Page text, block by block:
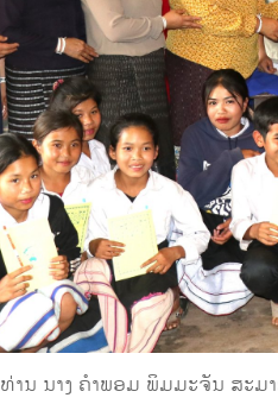
າງ ຄໍາພອມ ພິມມະຈັນ ສະມາຊິ